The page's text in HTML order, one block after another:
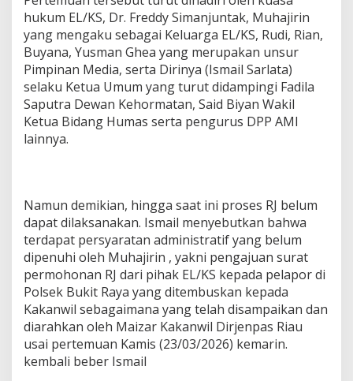
hukum EL/KS, Dr. Freddy Simanjuntak, Muhajirin
yang mengaku sebagai Keluarga EL/KS, Rudi, Rian,
Buyana, Yusman Ghea yang merupakan unsur
Pimpinan Media, serta Dirinya (Ismail Sarlata)
selaku Ketua Umum yang turut didampingi Fadila
Saputra Dewan Kehormatan, Said Biyan Wakil
Ketua Bidang Humas serta pengurus DPP AMI
lainnya.
Namun demikian, hingga saat ini proses RJ belum
dapat dilaksanakan. Ismail menyebutkan bahwa
terdapat persyaratan administratif yang belum
dipenuhi oleh Muhajirin , yakni pengajuan surat
permohonan RJ dari pihak EL/KS kepada pelapor di
Polsek Bukit Raya yang ditembuskan kepada
Kakanwil sebagaimana yang telah disampaikan dan
diarahkan oleh Maizar Kakanwil Dirjenpas Riau
usai pertemuan Kamis (23/03/2026) kemarin.
kembali beber Ismail